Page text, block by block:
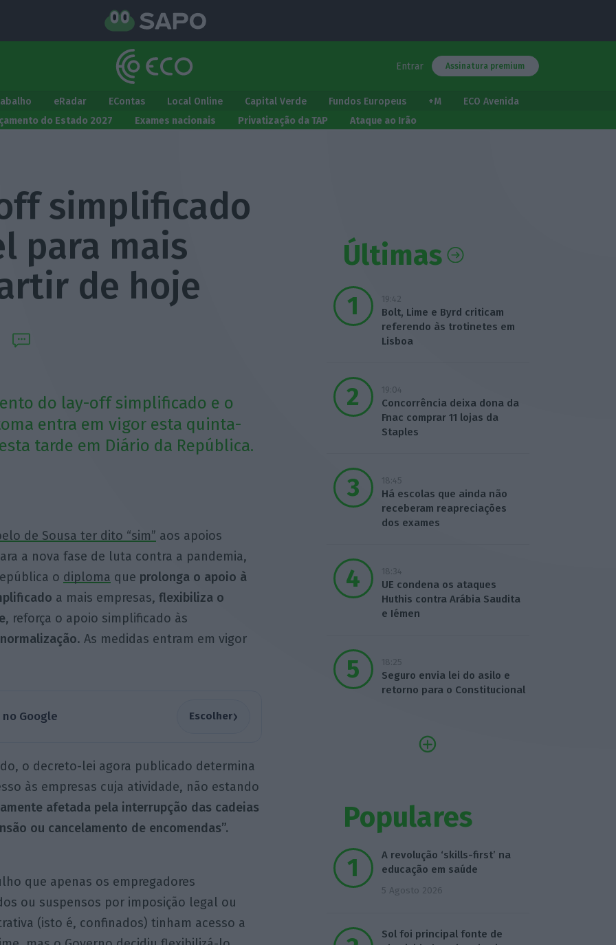
Entrar Assinatura premium
eRadar EContas Local Online Capital Verde Fundos Europeus +M
ECO Avenida
do Estado 2027 Exames nacionais Privatização da TAP Ataque ao Irão
simplificado
para mais
de hoje
do lay-off simplificado e o
entra em vigor esta quinta-
tarde em Diário da República.
de Sousa ter dito “sim” aos apoios
a nova fase de luta contra a pandemia,
o diploma que prolonga o apoio à
a mais empresas, flexibiliza o
, reforça o apoio simplificado às
. As medidas entram em vigor
Google Escolher›
o decreto-lei agora publicado determina
às empresas cuja atividade, não estando
afetada pela interrupção das cadeias
ou cancelamento de encomendas”.
que apenas os empregadores
ou suspensos por imposição legal ou
(isto é, confinados) tinham acesso a
Últimas
19:42
Bolt, Lime e Byrd criticam
referendo às trotinetes em
Lisboa
19:04
Concorrência deixa dona da
Fnac comprar 11 lojas da
Staples
18:45
Há escolas que ainda não
receberam reapreciações
dos exames
18:34
UE condena os ataques
Huthis contra Arábia Saudita
e Iémen
18:25
Seguro envia lei do asilo e
retorno para o Constitucional
Populares
A revolução ‘skills-first’ na
educação em saúde
5 Agosto 2026
Sol foi principal fonte de